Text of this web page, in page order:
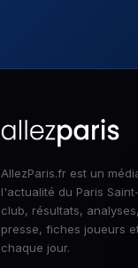
AllezParis.fr est un
l'actualité du Paris
club, résultats,
presse, fiches joueurs
chaque jour.